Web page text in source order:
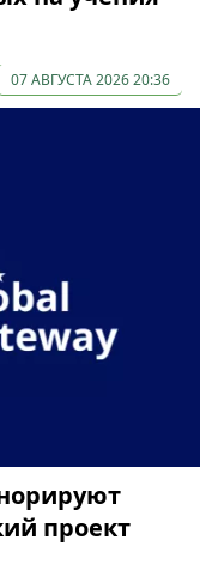
07 АВГУСТА 2026 20:36
проект